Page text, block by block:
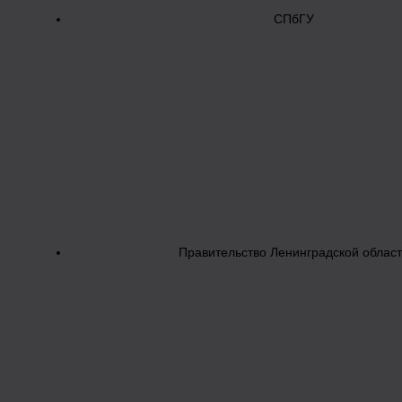
СПбГУ
Правительство Ленинградской